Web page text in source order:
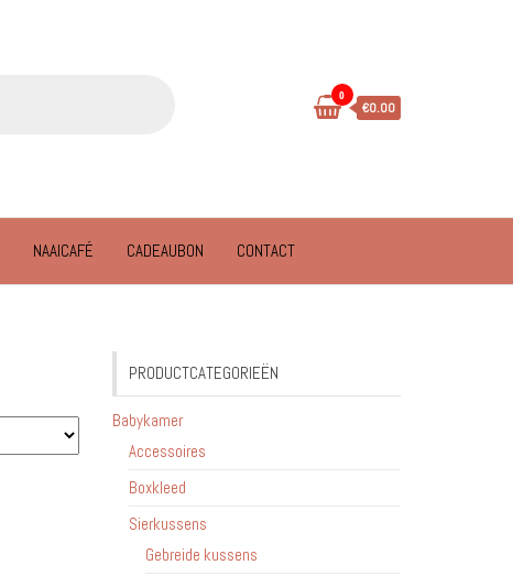
0
€0.00
NAAICAFÉ CADEAUBON CONTACT
PRODUCTCATEGORIEËN
Babykamer
Accessoires
Boxkleed
Sierkussens
Gebreide kussens